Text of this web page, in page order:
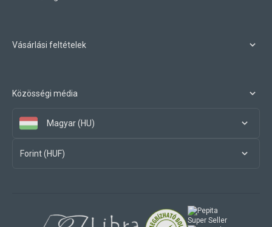
Vásárlási feltételek
Közösségi média
Magyar (HU)
Forint (HUF)